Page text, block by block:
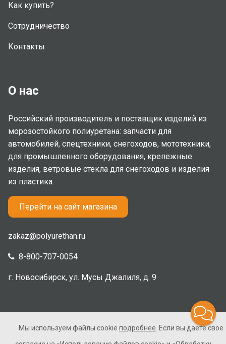
Как купить?
Сотрудничество
Контакты
О нас
Российский производитель и поставщик изделий из
морозостойкого полиуретана: запчасти для
автомобилей, спецтехники, снегоходов, мототехники,
для промышленного оборудования, крепежные
изделия, ветровые стекла для снегоходов и изделия
из пластика.
Перейти на сайт магазина
zakaz@polyurethan.ru
8-800-707-0054
г. Новосибирск, ул. Мусы Джалиля, д. 9
2005-2026 © Полиуретан. Все права защищены. Не
Мы используем файлы cookie подробнее . Если вы даете свое